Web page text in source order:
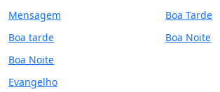
Mensagem
Boa tarde
Boa Noite
Evangelho
Boa Tarde
Boa Noite